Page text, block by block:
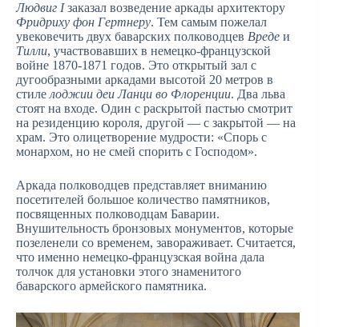
Людвиг Iзаказал возведение аркады архитектору
Фридриху фон Гертнеру. Тем самым пожелал
увековечить двух баварских полководцев Вреде и
Тилли, участвовавших в немецко-французской
войне 1870-1871 годов. Это открытый зал с
дугообразными аркадами высотой 20 метров в
стиле лоджии деи Ланци во Флоренции. Два льва
стоят на входе. Один с раскрытой пастью смотрит
на резиденцию короля, другой — с закрытой — на
храм. Это олицетворение мудрости: «Спорь с
монархом, но не смей спорить с Господом».
Аркада полководцев представляет вниманию
посетителей большое количество памятников,
посвященных полководцам Баварии.
Внушительность бронзовых монументов, которые
позеленели со временем, завораживает. Считается,
что именно немецко-французская война дала
толчок для установки этого знаменитого
баварского армейского памятника.